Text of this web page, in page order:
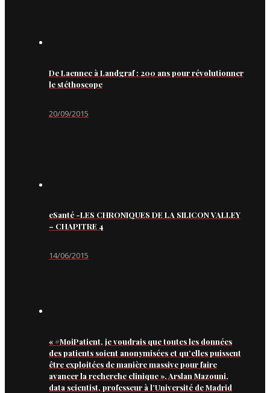
De Laennec à Landgraf : 200 ans pour révolutionner
le stéthoscope
20/09/2015
eSanté -LES CHRONIQUES DE LA SILICON VALLEY
– CHAPITRE 4
14/06/2015
« #MoiPatient, je voudrais que toutes les données
des patients soient anonymisées et qu’elles puissent
être exploitées de manière massive pour faire
avancer la recherche clinique », Arslan Mazouni,
data scientist, professeur à l’Université de Madrid